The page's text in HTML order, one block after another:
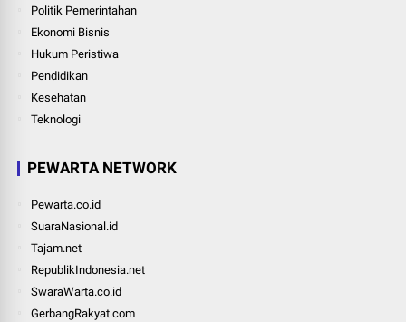
Politik Pemerintahan
Ekonomi Bisnis
Hukum Peristiwa
Pendidikan
Kesehatan
Teknologi
PEWARTA NETWORK
Pewarta.co.id
SuaraNasional.id
Tajam.net
RepublikIndonesia.net
SwaraWarta.co.id
GerbangRakyat.com